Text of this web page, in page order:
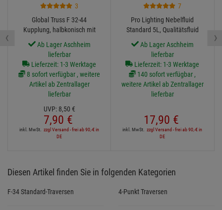
3
Global Truss F 32-44
Kupplung, halbkonisch mit
Ab Lager Aschheim
lieferbar
Lieferzeit: 1-3 Werktage
8 sofort verfügbar , weitere
Artikel ab Zentrallager
lieferbar
UVP: 8,50 €
7,90 €
inkl. MwSt. zzgl Versand - frei ab 90,-€ in
DE
7
Pro Lighting Nebelfluid
Standard 5L, Qualitätsfluid
Made in Germany
Ab Lager Aschheim
lieferbar
Lieferzeit: 1-3 Werktage
140 sofort verfügbar ,
weitere Artikel ab Zentrallager
lieferbar
17,90 €
inkl. MwSt. zzgl Versand - frei ab 90,-€ in
DE
‹ ›
Diesen Artikel finden Sie in folgenden Kategorien
F-34 Standard-Traversen 4-Punkt Traversen